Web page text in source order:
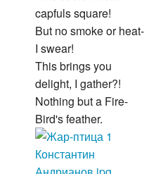
capfuls square!
But no smoke or heat-
I swear!
This brings you
delight, I gather?!
Nothing but a Fire-
Bird's feather.